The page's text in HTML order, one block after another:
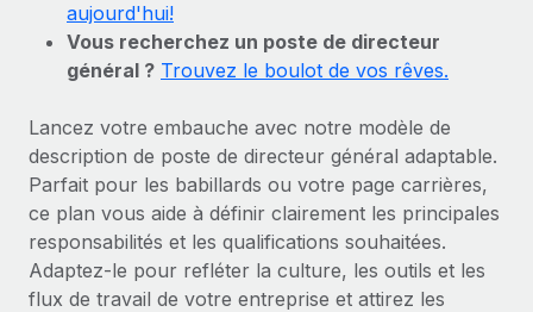
INFRASTRUCTURE
Intégration Remote
Intégrez vos RH aux flux de travail en toute simplicité
Plateforme
Des fonctions RH clés intégrées pour votre équipe
Connecter Nouveau
Connectez n'importe quel outil d’IA à Remote grâce à
notre MCP
Des solutions agiles et internationales pour les RH et la
paie des entreprises en pleine croissance
Développez vos équipes avec des solutions RH sur
mesure
Entreprise
Les RH à l’international pour les grandes entreprises
TRAVAILLONS ENSEMBLE
APPRENDRE AVEC REMOTE
Recherche et guides
Études de cas
Glossaire RH
Checklists et modèles
Descriptions de postes
Español
Português (Portugal)
日本語
한국어
aujourd'hui!
Vous recherchez un poste de directeur
général ? Trouvez le boulot de vos rêves.
Lancez votre embauche avec notre modèle de
description de poste de directeur général adaptable.
Parfait pour les babillards ou votre page carrières,
ce plan vous aide à définir clairement les principales
responsabilités et les qualifications souhaitées.
Adaptez-le pour refléter la culture, les outils et les
flux de travail de votre entreprise et attirez les